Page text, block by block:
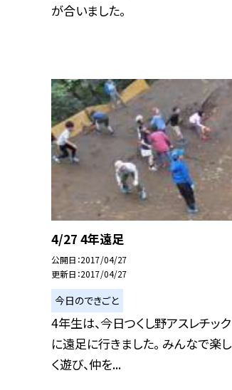
が合いました。
4/27 4年遠足
公開日 2017/04/27
更新日 2017/04/27
今日のできごと
4年生は、今日つくし野アスレチック
に遠足に行きました。 みんなで楽し
く遊び、仲を...